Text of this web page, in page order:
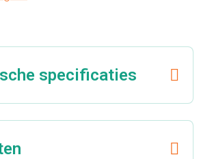
specificaties